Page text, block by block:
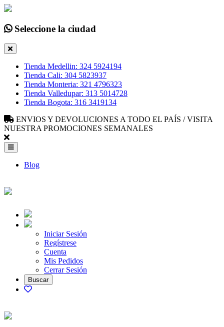
Seleccione la ciudad
Tienda Medellin: 324 5924194
Tienda Cali: 304 5823937
Tienda Monteria: 321 4796323
Tienda Valledupar: 313 5014728
Tienda Bogota: 316 3419134
ENVIOS Y DEVOLUCIONES A TODO EL PAÍS / VISITA
NUESTRA PROMOCIONES SEMANALES
Blog
Iniciar Sesión
Regístrese
Cuenta
Mis Pedidos
Cerrar Sesión